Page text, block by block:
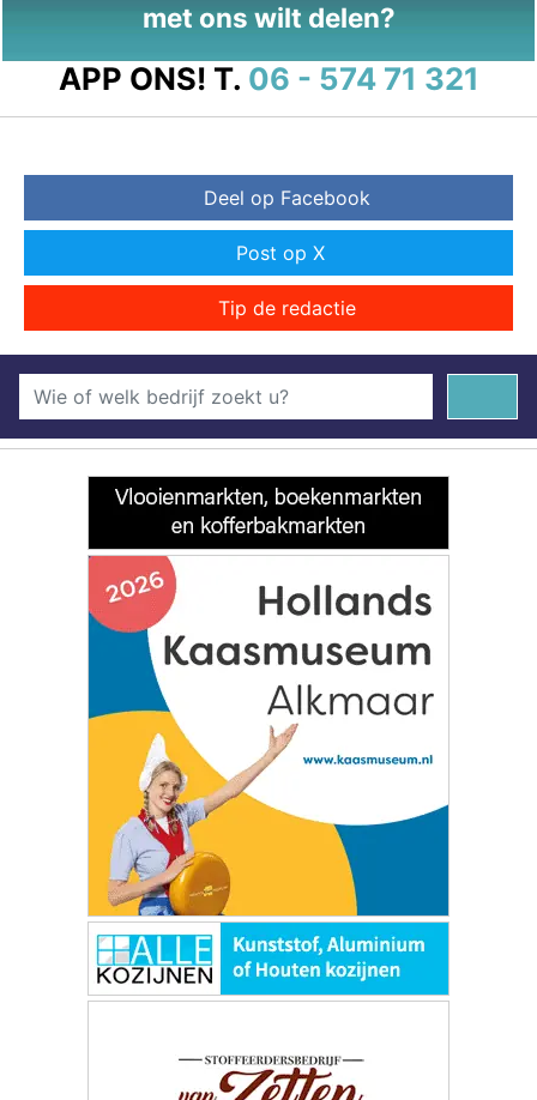
met ons wilt delen?
APP ONS! T. 06 - 574 71 321
Deel op Facebook
Post op X
Tip de redactie